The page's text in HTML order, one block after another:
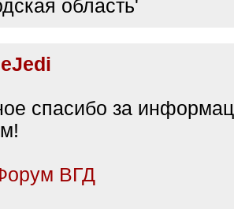
область'
спасибо за
ВГД